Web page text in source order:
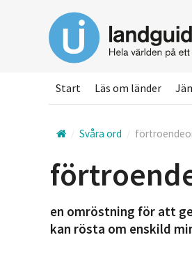
huvudinnehållet
Start Läs om länder
Svåra ord
en omröstning för att
kan rösta om enskild